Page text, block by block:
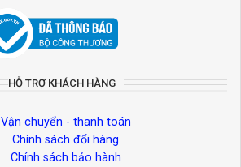
HỖ TRỢ KHÁCH HÀNG
Vận chuyển - thanh toán
Chính sách đổi hàng
Chính sách bảo hành